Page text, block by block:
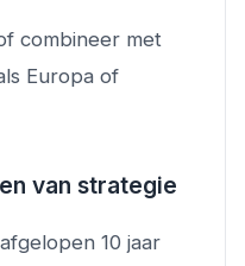
combineer met
Europa of
van strategie
10 jaar